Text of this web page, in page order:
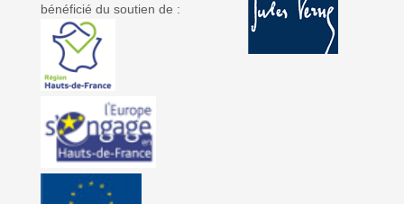
vv
bénéficié du soutien de :